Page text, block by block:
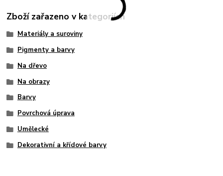
Zboží zařazeno v kategoriích
Materiály a suroviny
Pigmenty a barvy
Na dřevo
Na obrazy
Barvy
Povrchová úprava
Umělecké
Dekorativní a křídové barvy